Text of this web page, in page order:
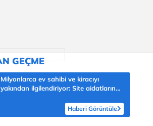
Milyonlarca ev sahibi ve kiracıyı
yakından ilgilendiriyor: Site aidatlarında
Haberi Görüntüle